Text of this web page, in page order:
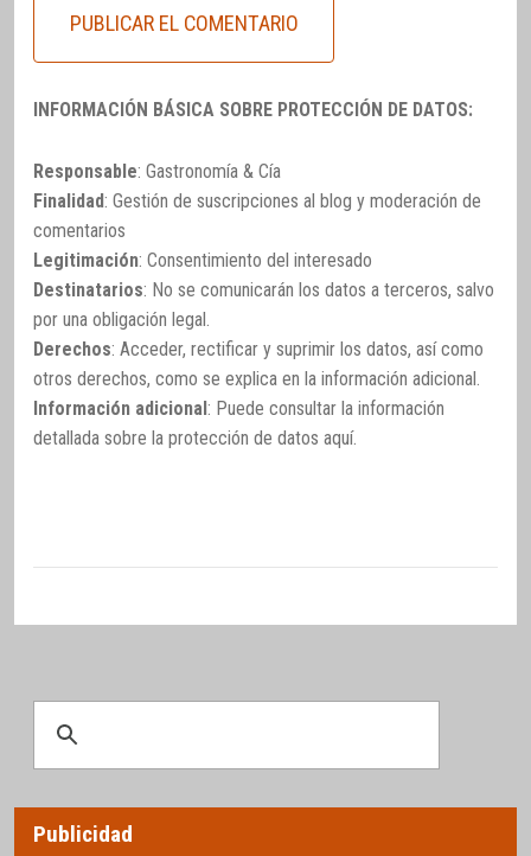
INFORMACIÓN BÁSICA SOBRE PROTECCIÓN DE DATOS:
Responsable: Gastronomía & Cía
Finalidad: Gestión de suscripciones al blog y moderación de
comentarios
Legitimación: Consentimiento del interesado
Destinatarios: No se comunicarán los datos a terceros, salvo
por una obligación legal.
Derechos: Acceder, rectificar y suprimir los datos, así como
otros derechos, como se explica en la información adicional.
Información adicional : Puede consultar la información
detallada sobre la protección de datos aquí.
Publicidad